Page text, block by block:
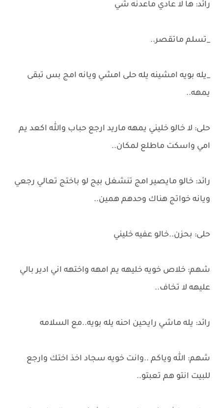
رائد: ها لا عادي ماعدنه شي
_تسلم ماتقصر..
_يله بويه امشينه يله حلى امشي ويانه امج بس تبقى
يمهه..
حلى: لا خالو خليني يمهه ماريد ارجع حباب والله اكعد يم
امي واسكت ماطلع لمكان..
رائد: خالو مايصير امج تنشغل بيج لو باختج تعالي رجعي
ويانه خواتج هناك وحدهم همين..
حلى: بحزن..خالو عفيه خليني
شهم: خلاص خويه خليهه يم امهه واختهه اني ادير بالي
عليهه لا تخاف..
رائد: يله ماشي رايحين احنه يله بويه..مع السلامه
شهم: الله وياكم ..وانت خويه سجاد اخذ اختك وارجع
للبيت انتو هم تعبتو..